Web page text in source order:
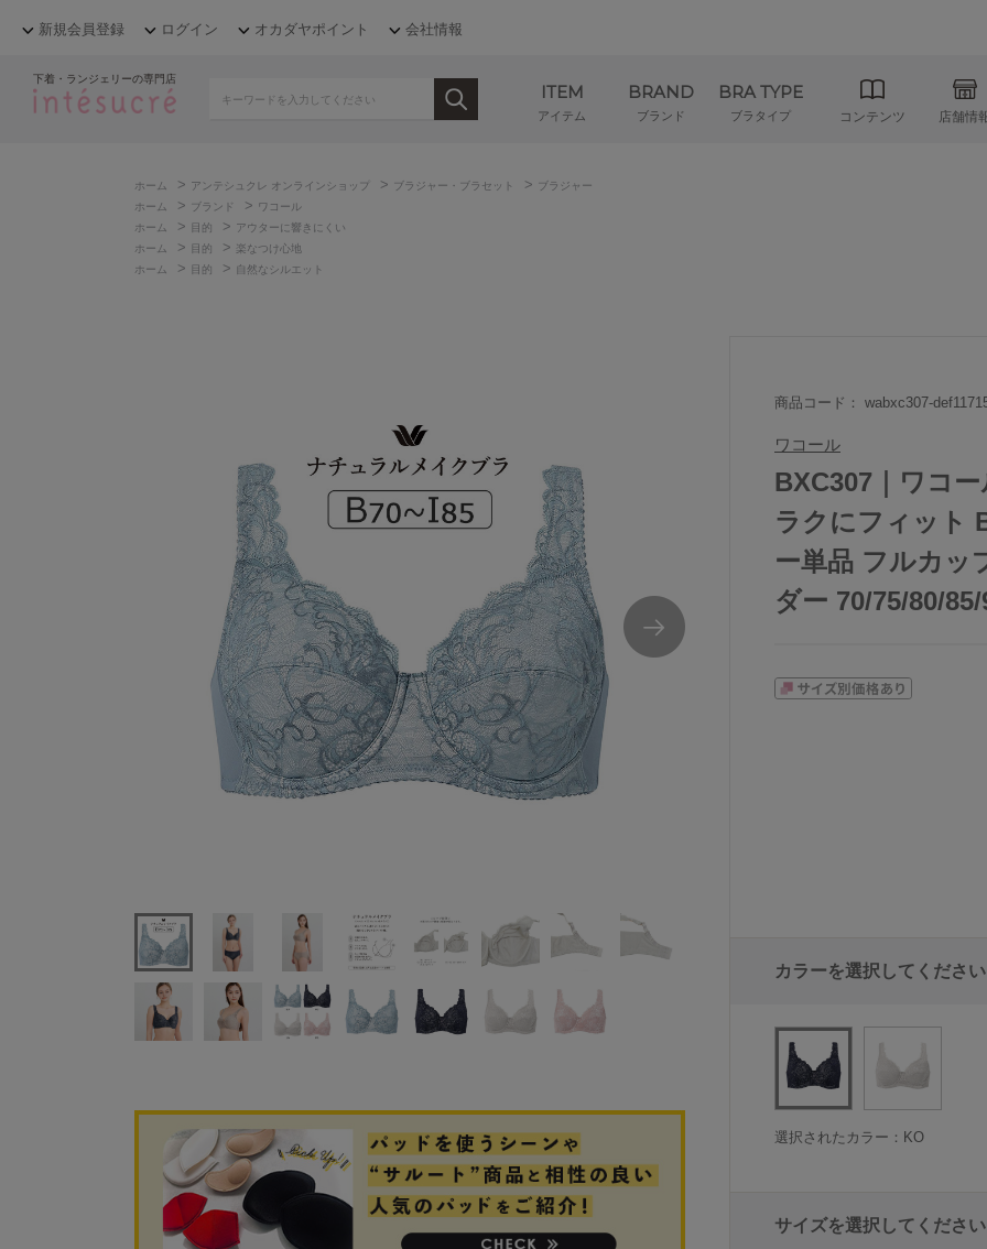
新規会員登録 ログイン オカダヤポイント 会社情報
下着・ランジェリーの専門店
ITEM
アイテム
BRAND
ブランド
BRA TYPE
ブラタイプ コンテンツ 店舗情
ホーム > アンテシュクレ オンラインショップ > ブラジャー・ブラセット > ブラジャー
ホーム
> ブランド > ワコール
ホーム
> 目的 > アウターに響きにくい
ホーム
> 目的 > 楽なつけ心地
ホーム
> 目的 > 自然なシルエット
商品コード： wabxc307-
ワコール
BXC307｜ワコ
ラクにフィット
ー単品 フルカッ
ダー 70/75/80/
カラーを選択してください
選択されたカラー：KO
サイズを選択してください